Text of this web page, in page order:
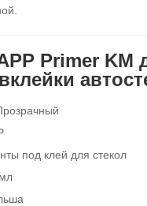
Primer KM
под клей для стекол